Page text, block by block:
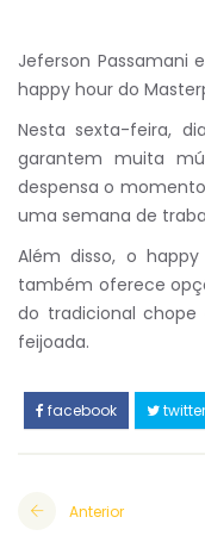
Jeferson Passamani
happy hour do
Nesta sexta-feira,
garantem muita
despensa o
uma semana de
Além disso, o
também oferece
do tradicional
feijoada.
facebook twitter
Anterior